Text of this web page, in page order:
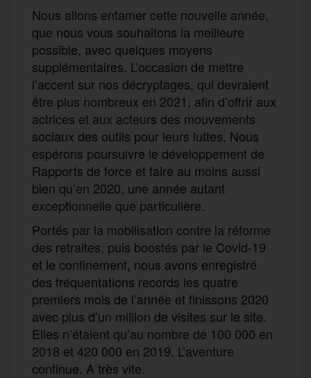
Nous allons entamer cette nouvelle année,
que nous vous souhaitons la meilleure
possible, avec quelques moyens
supplémentaires. L’occasion de mettre
l’accent sur nos décryptages, qui devraient
être plus nombreux en 2021, afin d’offrir aux
actrices et aux acteurs des mouvements
sociaux des outils pour leurs luttes. Nous
espérons poursuivre le développement de
Rapports de force et faire au moins aussi
bien qu’en 2020, une année autant
exceptionnelle que particulière.
Portés par la mobilisation contre la réforme
des retraites, puis boostés par le Covid-19
et le confinement, nous avons enregistré
des fréquentations records les quatre
premiers mois de l’année et finissons 2020
avec plus d’un million de visites sur le site.
Elles n’étaient qu’au nombre de 100 000 en
2018 et 420 000 en 2019. L’aventure
continue. A très vite.